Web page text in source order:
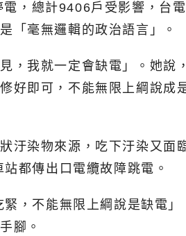
，總計9406戶受影響，台
「毫無邏輯的政治語言」。
，我就一定會缺電」。她說
好即可，不能無限上綱說成
汙染物來源，吃下汙染又面
都傳出口電纜故障跳電。
，不能無限上綱說是缺電」
腳。